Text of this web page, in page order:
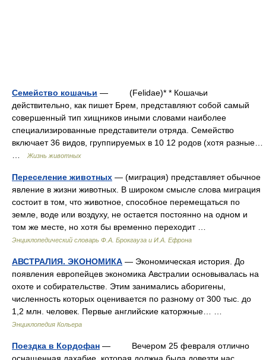
Семейство кошачьи — (Felidae)* * Кошачьи
действительно, как пишет Брем, представляют собой самый
совершенный тип хищников иными словами наиболее
специализированные представители отряда. Семейство
включает 36 видов, группируемых в 10 12 родов (хотя разные…
Жизнь животных
Переселение животных — (миграция) представляет обычное
явление в жизни животных. В широком смысле слова миграция
состоит в том, что животное, способное перемещаться по
земле, воде или воздуху, не остается постоянно на одном и
том же месте, но хотя бы временно переходит …
Энциклопедический словарь Ф.А. Брокгауза и И.А. Ефрона
АВСТРАЛИЯ. ЭКОНОМИКА — Экономическая история. До
появления европейцев экономика Австралии основывалась на
охоте и собирательстве. Этим занимались аборигены,
численность которых оценивается по разному от 300 тыс. до
1,2 млн. человек. Первые английские каторжные… …
Энциклопедия Кольера
Поездка в Кордофан — Вечером 25 февраля отлично